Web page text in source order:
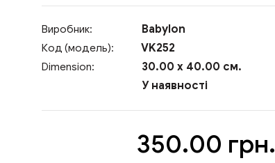
Виробник: Babylon
Код (модель): VK252
Dimension:
30.00 x 40.00 см.
У наявності
350.00 грн.